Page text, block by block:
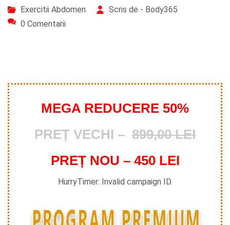
Exercitii Abdomen
Scris de - Body365
0 Comentarii
MEGA REDUCERE 50%
PREȚ VECHI – 899,00 LEI
PREȚ NOU – 450 LEI
HurryTimer: Invalid campaign ID.